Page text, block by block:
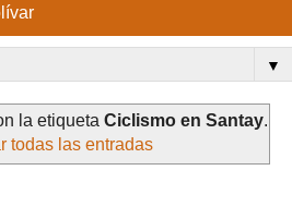
▼
la etiqueta Ciclismo en Santay.
todas las entradas